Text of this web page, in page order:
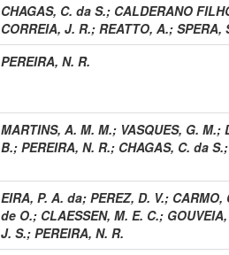
CHAGAS, C. da S.; CALDERANO
CORREIA, J. R.; REATTO, A.; SPERA,
PEREIRA, N. R.
MARTINS, A. M. M.; VASQUES, G. M.;
B.; PEREIRA, N. R.; CHAGAS, C. da S.;
EIRA, P. A. da; PEREZ, D. V.; CARMO,
de O.; CLAESSEN, M. E. C.;
J. S.; PEREIRA, N. R.